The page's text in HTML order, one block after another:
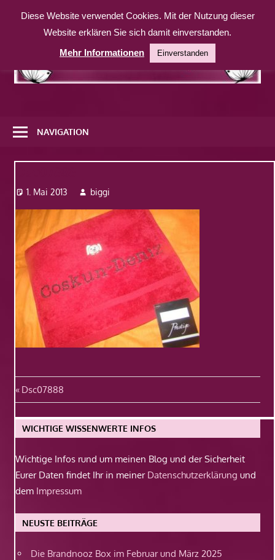
Inhalt
weitere
Website
NAVIGATION
1. Mai 2013 biggi
Beitragsnavigation
Vorheriger
Beitrag:
Dsc07888
WICHTIGE WISSENWERTE INFOS
Wichtige Infos rund um meinen Blog und der Sicherheit
Eurer Daten findet Ihr in meiner Datenschutzerklärung und
dem Impressum
NEUSTE BEITRÄGE
Die Brandnooz Box im Februar und März 2025
Diese Website verwendet Cookies. Mit der Nutzung dieser
Website erklären Sie sich damit einverstanden.
Mehr Informationen
Einverstanden